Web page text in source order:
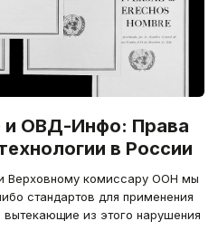
и ОВД-Инфо: Права
в России
Верховному комиссару ООН мы
стандартов для применения
из этого нарушения